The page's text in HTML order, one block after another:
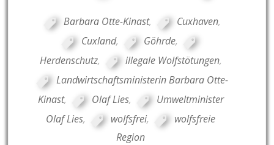
Barbara Otte-Kinast, Cuxhaven,
Cuxland, Göhrde,
Herdenschutz, illegale Wolfstötungen,
Landwirtschaftsministerin Barbara Otte-
Kinast, Olaf Lies,
Umweltminister
Olaf Lies, wolfsfrei,
wolfsfreie
Region